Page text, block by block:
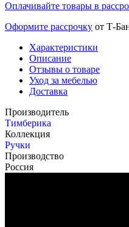
Оплачивайте товары в
Оформите рассрочку от Т-
Характеристики
Описание
Отзывы о товаре
Уход за мебелью
Доставка
Производитель
Тимберика
Коллекция
Ручки
Производство
Россия